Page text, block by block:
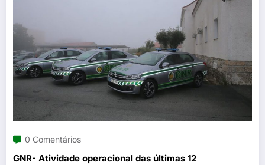
0 Comentários
GNR- Atividade operacional das últimas 12